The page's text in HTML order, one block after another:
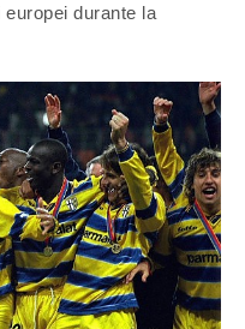
durante la